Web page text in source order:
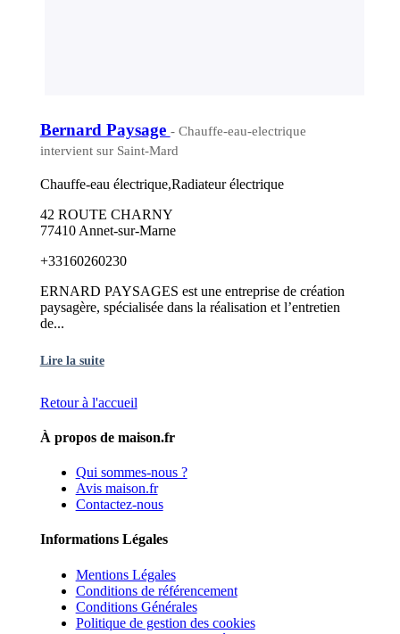
Bernard Paysage - Chauffe-eau-electrique
intervient sur Saint-Mard
Chauffe-eau électrique,Radiateur électrique
42 ROUTE CHARNY
77410 Annet-sur-Marne
+33160260230
ERNARD PAYSAGES est une entreprise de création
paysagère, spécialisée dans la réalisation et l’entretien
de...
Lire la suite
Retour à l'accueil
À propos de maison.fr
Qui sommes-nous ?
Avis maison.fr
Contactez-nous
Informations Légales
Mentions Légales
Conditions de référencement
Conditions Générales
Politique de gestion des cookies